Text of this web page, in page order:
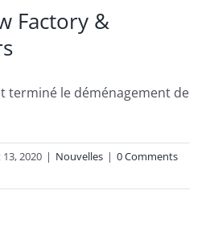
Factory &
terminé le déménagement de
2020 | Nouvelles | 0 Comments